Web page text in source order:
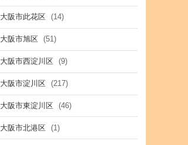
大阪市此花区 (14)
大阪市旭区 (51)
大阪市西淀川区 (9)
大阪市淀川区 (217)
大阪市東淀川区 (46)
大阪市北港区 (1)